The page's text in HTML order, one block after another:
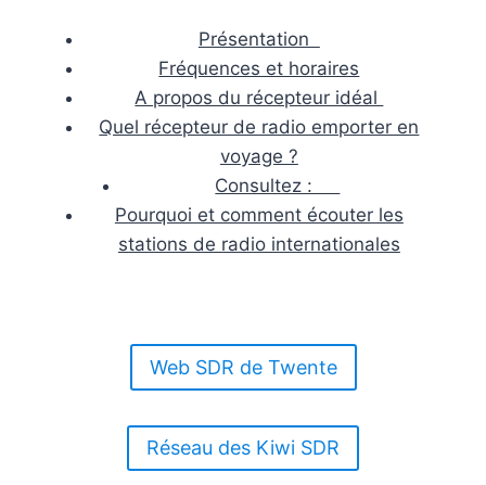
Présentation
Fréquences et horaires
A propos du récepteur idéal
Quel récepteur de radio emporter en
voyage ?
Consultez :
Pourquoi et comment écouter les
stations de radio internationales
Web SDR de Twente
Réseau des Kiwi SDR